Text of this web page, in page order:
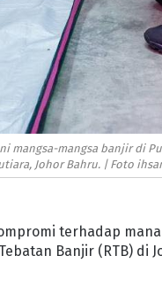
mangsa-mangsa banjir di
Johor Bahru. | Foto
terhadap
Banjir (RTB) di